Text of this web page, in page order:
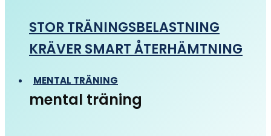
STOR TRÄNINGSBELASTNING
KRÄVER SMART ÅTERHÄMTNING
MENTAL TRÄNING
mental träning